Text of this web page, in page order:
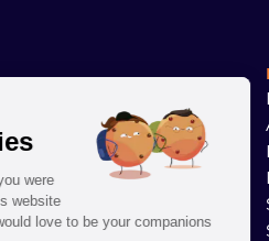
were
website
love to be your companions